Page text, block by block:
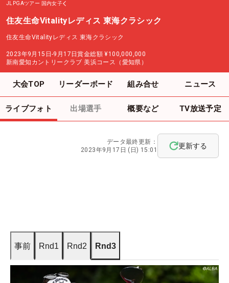
JLPGAツアー 国内女子
住友生命Vitalityレディス 東海クラシック
住友生命Vitalityレディス 東海クラシック
2023年9月15日-9月17日賞金総額 ¥100,000,000
新南愛知カントリークラブ 美浜コース（愛知県）
大会TOP リーダーボード 組み合せ ニュース
ライブフォト 出場選手 概要など TV放送予定
データ最終更新：
2023年9月17日 (日) 15:01
更新する
事前 Rnd1 Rnd2 Rnd3